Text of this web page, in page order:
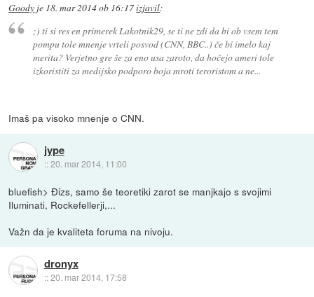
Goody je 18. mar 2014 ob 16:17izjavil:
;) ti si res en primerek Lakotnik29, se ti ne zdi da bi ob vsem tem
pompu tole mnenje vrteli posvod (CNN, BBC..) če bi imelo kaj
merita? Verjetno gre še za eno usa zaroto, da hočejo ameri tole
izkoristiti za medijsko podporo boja mroti teroristom a ne...
Imaš pa visoko mnenje o CNN.
jype
::20. mar 2014, 11:00
bluefish> Đizs, samo še teoretiki zarot se manjkajo s svojimi
Iluminati, Rockefellerji,...
Važn da je kvaliteta foruma na nivoju.
dronyx
::20. mar 2014, 17:58